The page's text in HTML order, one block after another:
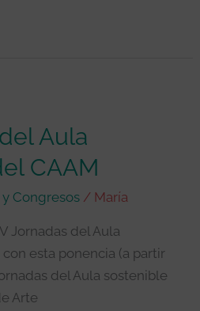
Aula
CAAM
Congresos / María
Jornadas del Aula
esta ponencia (a partir
del Aula sostenible
Arte